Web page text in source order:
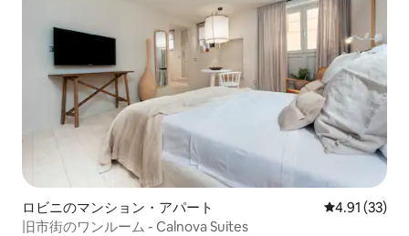
ロビニのマンション・アパート レビュー33
4.91 (33)
旧市街のワンルーム - Calnova Suites